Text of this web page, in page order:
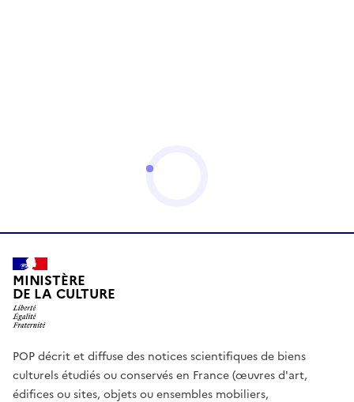
MINISTÈRE
DE LA CULTURE
POP décrit et diffuse des notices scientifiques de biens
culturels étudiés ou conservés en France (œuvres d'art,
édifices ou sites, objets ou ensembles mobiliers,